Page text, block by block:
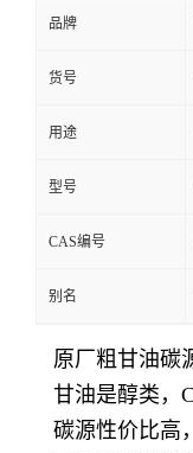
品牌
货号
用途
型号
CAS编号
别名
原厂粗甘油碳
甘油是醇类，
碳源性价比高